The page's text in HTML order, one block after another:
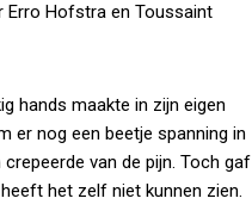
Erro Hofstra en Toussaint
hands maakte in zijn eigen
er nog een beetje spanning in
van de pijn. Toch gaf
het zelf niet kunnen zien.